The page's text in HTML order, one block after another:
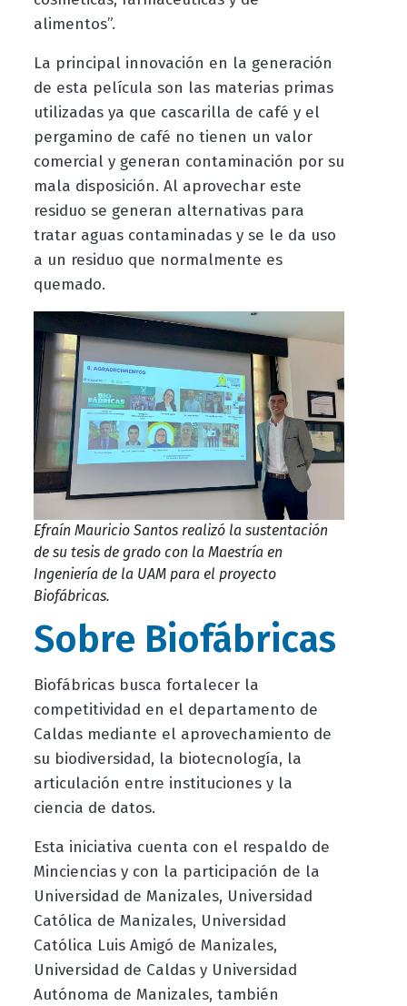
alimentos”.
La principal innovación en la generación
de esta película son las materias primas
utilizadas ya que cascarilla de café y el
pergamino de café no tienen un valor
comercial y generan contaminación por su
mala disposición. Al aprovechar este
residuo se generan alternativas para
tratar aguas contaminadas y se le da uso
a un residuo que normalmente es
quemado.
Efraín Mauricio Santos realizó la sustentación
de su tesis de grado con la Maestría en
Ingeniería de la UAM para el proyecto
Biofábricas.
Sobre Biofábricas
Biofábricas busca fortalecer la
competitividad en el departamento de
Caldas mediante el aprovechamiento de
su biodiversidad, la biotecnología, la
articulación entre instituciones y la
ciencia de datos.
Esta iniciativa cuenta con el respaldo de
Minciencias y con la participación de la
Universidad de Manizales, Universidad
Católica de Manizales, Universidad
Católica Luis Amigó de Manizales,
Universidad de Caldas y Universidad
Autónoma de Manizales, también